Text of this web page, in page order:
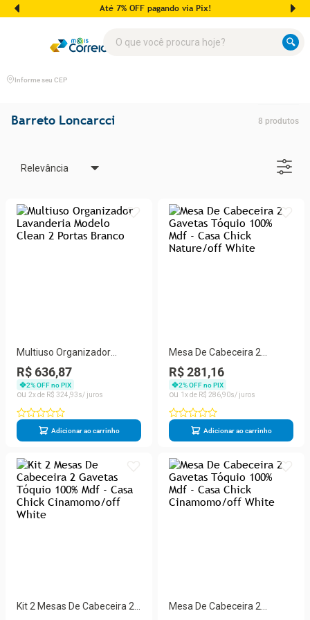
Até 7% OFF pagando via Pix!
Informe seu CEP
Barreto Loncarcci 8 produtos
Relevância
Multiuso Organizador
Lavanderia Modelo Clean 2
Portas Branco
R$ 636,87
2% OFF no PIX
2
R$ 324 93
Adicionar ao carrinho
Mesa De Cabeceira 2
Gavetas Tóquio 100% Mdf -
Casa Chick Nature/off White
R$ 281,16
2% OFF no PIX
1
R$ 28690
Adicionar ao carrinho
Kit 2 Mesas De Cabeceira 2
Mesa De Cabeceira 2